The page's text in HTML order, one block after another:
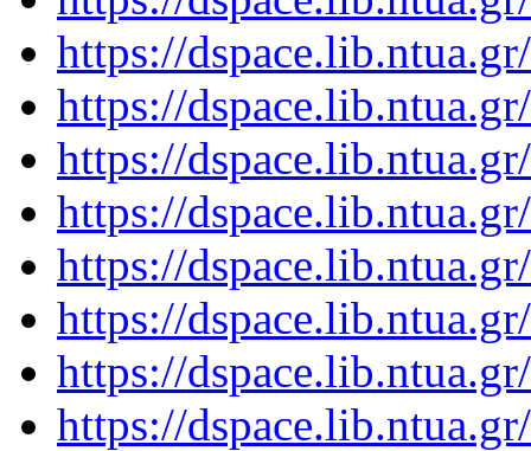
https://
https://
https://
https://
https://
https://
https://
https://